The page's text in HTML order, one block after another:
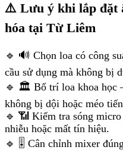
⚠️ Lưu ý khi lắp đặt
hóa tại Từ Liêm
🔹 🔊 Chọn loa có công
cầu sử dụng mà không bị
🔹 🏛 Bố trí loa khoa học
không bị dội hoặc méo
🔹 📶 Kiểm tra sóng
nhiễu hoặc mất tín hiệu.
🔹 🎚 Cân chỉnh mixer